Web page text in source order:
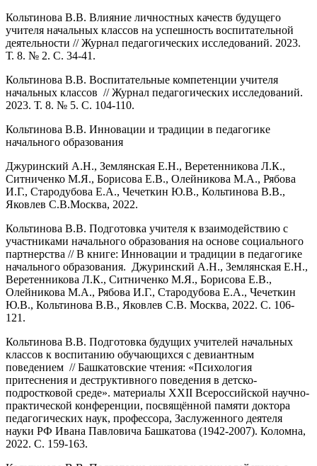
Кольтинова В.В. Влияние личностных качеств будущего
учителя начальных классов на успешность воспитательной
деятельности // Журнал педагогических исследований. 2023.
Т. 8. № 2. С. 34-41.
Кольтинова В.В. Воспитательные компетенции учителя
начальных классов // Журнал педагогических исследований.
2023. Т. 8. № 5. С. 104-110.
Кольтинова В.В. Инновации и традиции в педагогике
начального образования
Джуринский А.Н., Землянская Е.Н., Веретенникова Л.К.,
Ситниченко М.Я., Борисова Е.В., Олейникова М.А., Рябова
И.Г., Стародубова Е.А., Чечеткин Ю.В., Кольтинова В.В.,
Яковлев С.В.Москва, 2022.
Кольтинова В.В. Подготовка учителя к взаимодействию с
участниками начального образования на основе социального
партнерства // В книге: Инновации и традиции в педагогике
начального образования. Джуринский А.Н., Землянская Е.Н.,
Веретенникова Л.К., Ситниченко М.Я., Борисова Е.В.,
Олейникова М.А., Рябова И.Г., Стародубова Е.А., Чечеткин
Ю.В., Кольтинова В.В., Яковлев С.В. Москва, 2022. С. 106-
121.
Кольтинова В.В. Подготовка будущих учителей начальных
классов к воспитанию обучающихся с девиантным
поведением // Башкатовские чтения: «Психология
притеснения и деструктивного поведения в детско-
подростковой среде». материалы XXII Всероссийской научно-
практической конференции, посвящённой памяти доктора
педагогических наук, профессора, Заслуженного деятеля
науки РФ Ивана Павловича Башкатова (1942-2007). Коломна,
2022. С. 159-163.